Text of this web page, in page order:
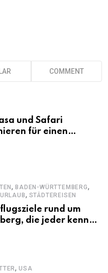
COMMENT
und Safari
für einen
,BADEN-WÜRTTEMBERG,
, STÄDTEREISEN
rund um
die jeder kennen
,USA